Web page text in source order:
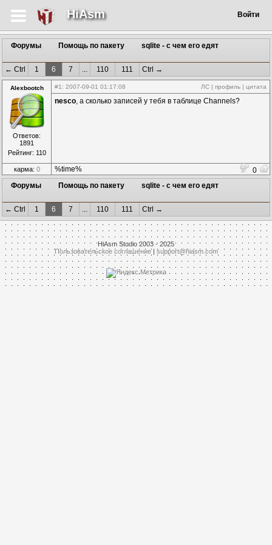
HiAsm Войти
Форумы Помощь по пакету sqlite - с чем его едят
← Ctrl 1 6 7 ... 110 111 Ctrl →
Alexbootch
Ответов:
1891
Рейтинг: 110
#1 : 2007-09-01 01:17:08 ЛС | профиль | цитата
nesco, а сколько записей у тебя в таблице Channels?
карма: 0 %time%
0
Форумы
Помощь по пакету sqlite - с чем его едят
← Ctrl 1 6 7 ... 110 111 Ctrl →
HiAsm Studio 2003 - 2025
Пользовательское соглашение| support@hiasm.com